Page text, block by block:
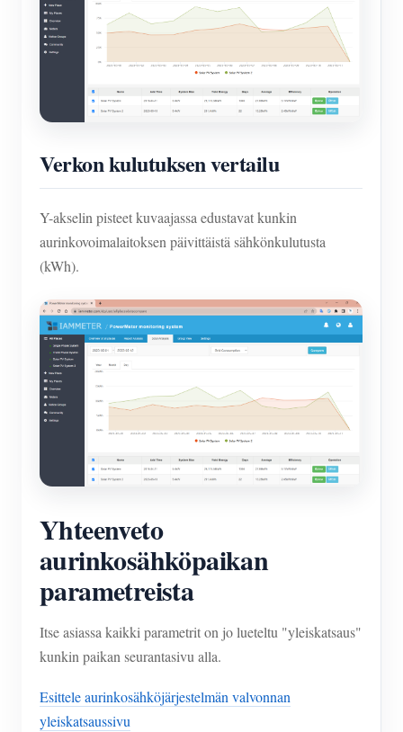
Verkon kulutuksen vertailu
Y-akselin pisteet kuvaajassa edustavat kunkin
aurinkovoimalaitoksen päivittäistä sähkönkulutusta
(kWh).
Yhteenveto
aurinkosähköpaikan
parametreista
Itse asiassa kaikki parametrit on jo lueteltu "yleiskatsaus"
kunkin paikan seurantasivu alla.
Esittele aurinkosähköjärjestelmän valvonnan
yleiskatsaussivu